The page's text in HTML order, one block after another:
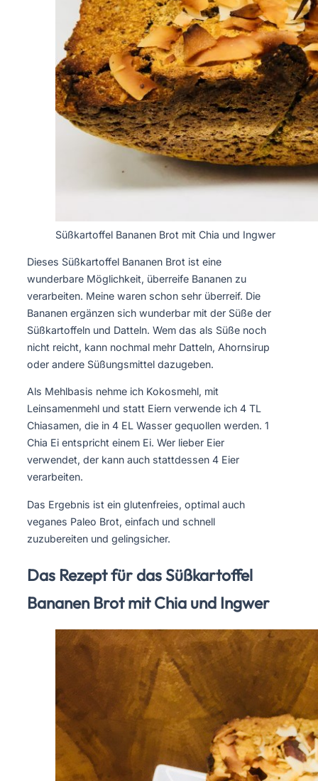
Süßkartoffel Bananen Brot mit Chia und Ingwer
Dieses Süßkartoffel Bananen Brot ist eine
wunderbare Möglichkeit, überreife Bananen zu
verarbeiten. Meine waren schon sehr überreif. Die
Bananen ergänzen sich wunderbar mit der Süße der
Süßkartoffeln und Datteln. Wem das als Süße noch
nicht reicht, kann nochmal mehr Datteln, Ahornsirup
oder andere Süßungsmittel dazugeben.
Als Mehlbasis nehme ich Kokosmehl, mit
Leinsamenmehl und statt Eiern verwende ich 4 TL
Chiasamen, die in 4 EL Wasser gequollen werden. 1
Chia Ei entspricht einem Ei. Wer lieber Eier
verwendet, der kann auch stattdessen 4 Eier
verarbeiten.
Das Ergebnis ist ein glutenfreies, optimal auch
veganes Paleo Brot, einfach und schnell
zuzubereiten und gelingsicher.
Das Rezept für das Süßkartoffel
Bananen Brot mit Chia und Ingwer